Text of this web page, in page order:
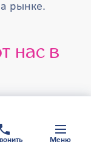
рынке.
рынке более
Хорошо
Меню